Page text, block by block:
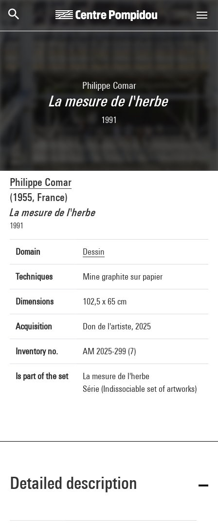
Philippe Comar
La mesure de l'herbe
1991
Philippe Comar
(1955, France)
La mesure de l'herbe
1991
Domain Dessin
Techniques Mine graphite sur papier
Dimensions 102,5 x 65 cm
Acquisition Don de l'artiste, 2025
Inventory no. AM 2025-299 (7)
Is part of the set
La mesure de l'herbe
Série (Indissociable set of artworks)
Detailed description